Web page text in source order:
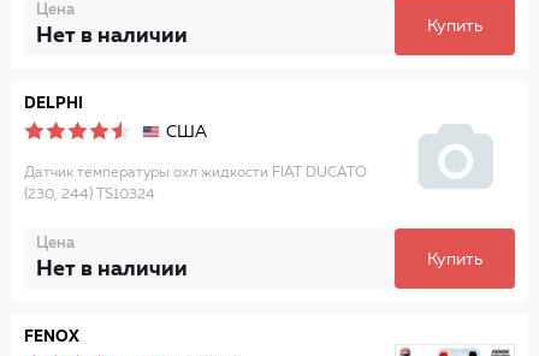
Цена
Нет в наличии Купить
DELPHI
США
Датчик температуры охл жидкости FIAT DUCATO
(230, 244) TS10324
Цена
Нет в наличии Купить
FENOX